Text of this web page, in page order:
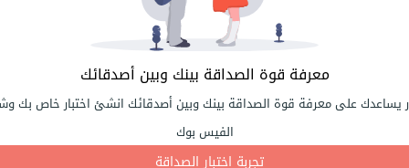
معرفة قوة الصداقة بينك وبين أصدقائك
يساعدك على معرفة قوة الصداقة بينك وبين أصدقائك انشئ اختبار خاص بك
الفيس بوك
تجربة اختبار الصداقة